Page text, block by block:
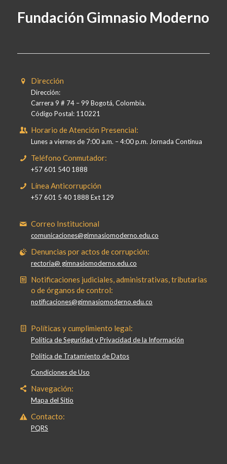
Fundación Gimnasio Moderno
Dirección
Dirección:
Carrera 9 # 74 – 99 Bogotá, Colombia.
Código Postal: 110221
Horario de Atención Presencial:
Lunes a viernes de 7:00 a.m. – 4:00 p.m. Jornada Continua
Teléfono Conmutador:
+57 601 540 1888
Línea Anticorrupción
+57 601 5 40 1888 Ext 129
Correo Institucional
comunicaciones@gimnasiomoderno.edu.co
Denuncias por actos de corrupción:
rectoria@ gimnasiomoderno.edu.co
Notificaciones judiciales, administrativas, tributarias
o de órganos de control:
notificaciones@gimnasiomoderno.edu.co
Políticas y cumplimiento legal:
Política de Seguridad y Privacidad de la Información
Política de Tratamiento de Datos
Condiciones de Uso
Navegación:
Mapa del Sitio
Contacto:
PQRS